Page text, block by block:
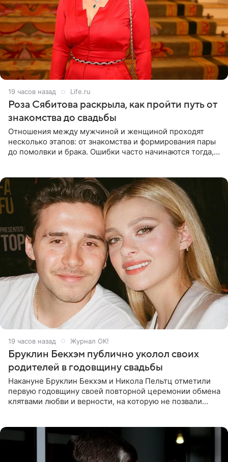
19 часов назад Life.ru
Роза Сябитова раскрыла, как пройти путь от
знакомства до свадьбы
Отношения между мужчиной и женщиной проходят
несколько этапов: от знакомства и формирования пары
до помолвки и брака. Ошибки часто начинаются тогда,
19 часов назад Журнал OK!
Бруклин Бекхэм публично уколол своих
родителей в годовщину свадьбы
Накануне Бруклин Бекхэм и Никола Пельтц отметили
первую годовщину своей повторной церемонии обмена
клятвами любви и верности, на которую не позвали